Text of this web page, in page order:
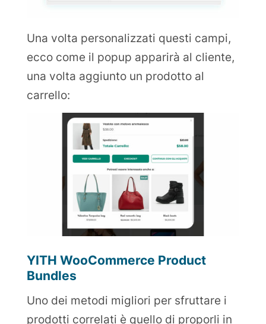
Una volta personalizzati questi campi,
ecco come il popup apparirà al cliente,
una volta aggiunto un prodotto al
carrello:
YITH WooCommerce Product
Bundles
Uno dei metodi migliori per sfruttare i
prodotti correlati è quello di proporli in